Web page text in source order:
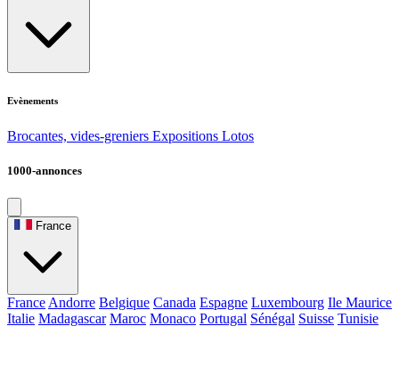
Evènements
Brocantes, vides-greniers Expositions Lotos
1000-annonces
France
France Andorre Belgique Canada Espagne Luxembourg Ile Maurice
Italie Madagascar Maroc Monaco Portugal Sénégal Suisse Tunisie